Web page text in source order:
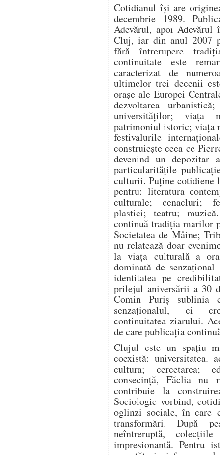
Cotidianul își are
decembrie 1989.
Adevărul, apoi
Cluj, iar din anul 2007
fără întrerupere
continuitate este
caracterizat de
ultimelor trei decenii
orașe ale Europei
dezvoltarea
universităților; viața
patrimoniul istoric; viața
festivalurile
construiește ceea ce
devenind un depozitar
particularitățile
culturii. Puține cotidiene
pentru: literatura
culturale; cenacluri;
plastici; teatru;
continuă tradiția marilor
Societatea de Mâine;
nu relatează doar
la viața culturală a
dominată de
identitatea pe
prilejul aniversării a 30
Comin Puriș
senzaționalul, ci
continuitatea ziarului.
de care publicația
Clujul este un spațiu
coexistă: universitatea.
cultura; cercetarea;
consecință, Făclia nu
contribuie la
Sociologic vorbind,
oglinzi sociale, în care
transformări. După
neîntreruptă,
impresionantă. Pentru